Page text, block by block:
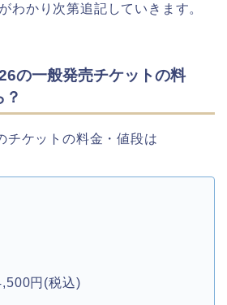
わかり次第追記していきます。
の一般発売チケットの料
チケットの料金・値段は
円(税込)